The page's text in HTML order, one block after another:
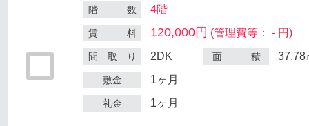
階 数 4階
賃 料 120,000円 (管理費等： - 円)
間 取 り 2DK 面 積 37.78
敷金 1ヶ月
礼金 1ヶ月